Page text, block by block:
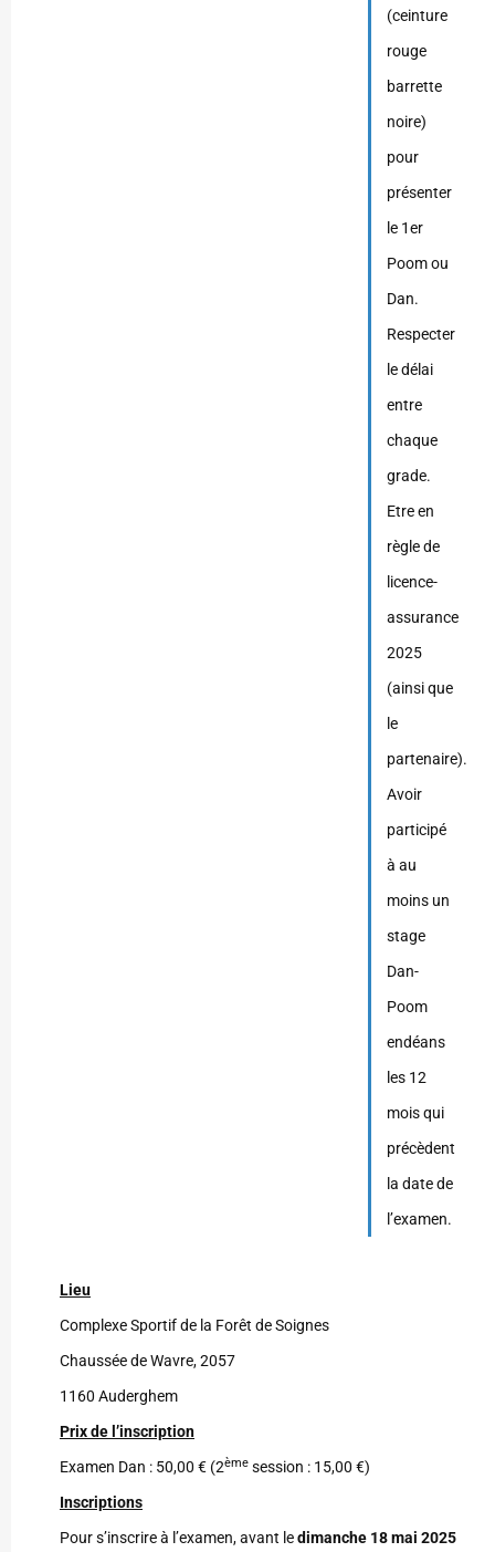
(ceinture
rouge
barrette
noire)
pour
présenter
le 1er
Poom ou
Dan.
Respecter
le délai
entre
chaque
grade.
Etre en
règle de
licence-
assurance
2025
(ainsi que
le
partenaire).
Avoir
participé
à au
moins un
stage
Dan-
Poom
endéans
les 12
mois qui
précèdent
la date de
l’examen.
Lieu
Complexe Sportif de la Forêt de Soignes
Chaussée de Wavre, 2057
1160 Auderghem
Prix de l’inscription
Examen Dan : 50,00 € (2ème session : 15,00 €)
Inscriptions
Pour s’inscrire à l’examen, avant ledimanche 18 mai 2025